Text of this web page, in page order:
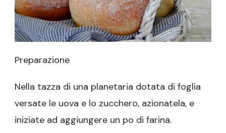
Preparazione
Nella tazza di una planetaria dotata di foglia
versate le uova e lo zucchero, azionatela, e
iniziate ad aggiungere un po di farina.